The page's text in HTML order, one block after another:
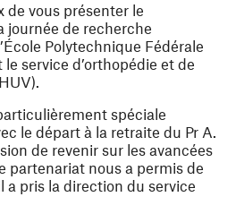
de vous présenter le
journée de recherche
Polytechnique Fédérale
service d’orthopédie et de
spéciale
le départ à la retraite du Pr A.
de revenir sur les avancées
partenariat nous a permis de
a pris la direction du service